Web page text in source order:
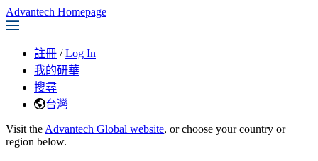
Advantech Homepage
註冊 / Log In
我的研華
搜尋
台灣
Visit the Advantech Global website, or choose your country or
region below.